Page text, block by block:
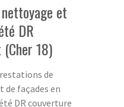
et
DR
18)
de
façades en
DR couverture